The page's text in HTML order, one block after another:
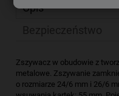
Opis
Zszywacz w obudowie z
metalowe. Zszywanie
o rozmiarze 24/6 mm i 26/6